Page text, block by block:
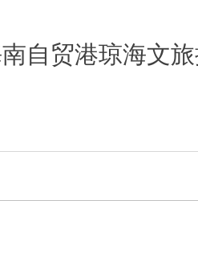
自贸港琼海文